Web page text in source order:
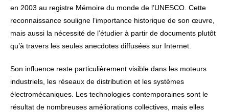
en 2003 au registre Mémoire du monde de l’UNESCO. Cette
reconnaissance souligne l’importance historique de son œuvre,
mais aussi la nécessité de l’étudier à partir de documents plutôt
qu’à travers les seules anecdotes diffusées sur Internet.
Son influence reste particulièrement visible dans les moteurs
industriels, les réseaux de distribution et les systèmes
électromécaniques. Les technologies contemporaines sont le
résultat de nombreuses améliorations collectives, mais elles